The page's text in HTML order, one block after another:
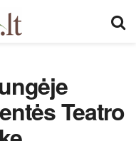
Teatro